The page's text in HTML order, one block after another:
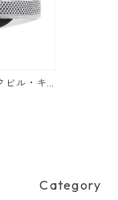
ビル・キ
） Pat
日本正
Category